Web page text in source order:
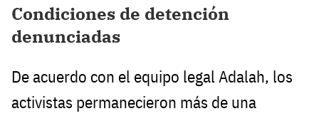
Condiciones de detención
denunciadas
De acuerdo con el equipo legal Adalah, los
activistas permanecieron más de una